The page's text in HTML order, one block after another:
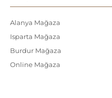
Alanya Mağaza
Isparta Mağaza
Burdur Mağaza
Online Mağaza